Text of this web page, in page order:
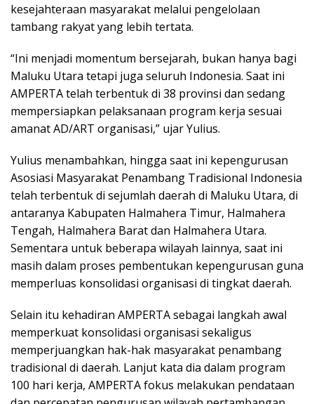
kesejahteraan masyarakat melalui pengelolaan
tambang rakyat yang lebih tertata.
“Ini menjadi momentum bersejarah, bukan hanya bagi
Maluku Utara tetapi juga seluruh Indonesia. Saat ini
AMPERTA telah terbentuk di 38 provinsi dan sedang
mempersiapkan pelaksanaan program kerja sesuai
amanat AD/ART organisasi,” ujar Yulius.
Yulius menambahkan, hingga saat ini kepengurusan
Asosiasi Masyarakat Penambang Tradisional Indonesia
telah terbentuk di sejumlah daerah di Maluku Utara, di
antaranya Kabupaten Halmahera Timur, Halmahera
Tengah, Halmahera Barat dan Halmahera Utara.
Sementara untuk beberapa wilayah lainnya, saat ini
masih dalam proses pembentukan kepengurusan guna
memperluas konsolidasi organisasi di tingkat daerah.
Selain itu kehadiran AMPERTA sebagai langkah awal
memperkuat konsolidasi organisasi sekaligus
memperjuangkan hak-hak masyarakat penambang
tradisional di daerah. Lanjut kata dia dalam program
100 hari kerja, AMPERTA fokus melakukan pendataan